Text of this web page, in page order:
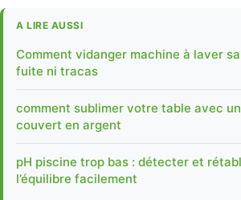
A LIRE AUSSI
Comment vidanger machine à laver
fuite ni tracas
comment sublimer votre table avec un
couvert en argent
pH piscine trop bas : détecter et
l’équilibre facilement